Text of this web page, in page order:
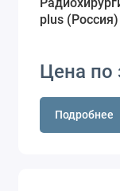
plus (Россия)
Цена по
Подробнее